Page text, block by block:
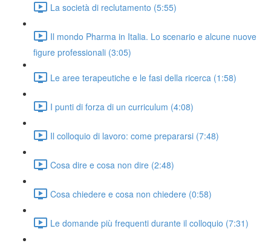
La società di reclutamento (5:55)
Il mondo Pharma in Italia. Lo scenario e alcune nuove
figure professionali (3:05)
Le aree terapeutiche e le fasi della ricerca (1:58)
I punti di forza di un curriculum (4:08)
Il colloquio di lavoro: come prepararsi (7:48)
Cosa dire e cosa non dire (2:48)
Cosa chiedere e cosa non chiedere (0:58)
Le domande più frequenti durante il colloquio (7:31)